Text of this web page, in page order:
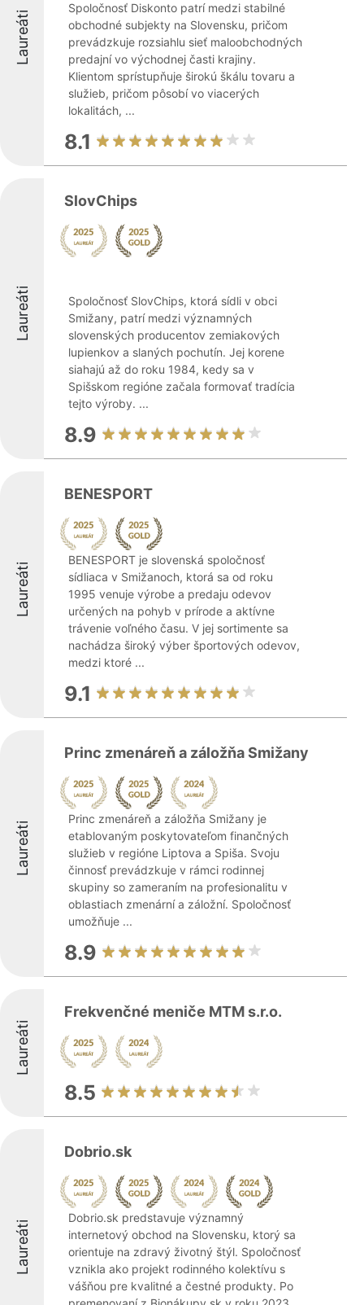
Laureáti
Spoločnosť Diskonto patrí medzi stabilné
obchodné subjekty na Slovensku, pričom
prevádzkuje rozsiahlu sieť maloobchodných
predajní vo východnej časti krajiny.
Klientom sprístupňuje širokú škálu tovaru a
služieb, pričom pôsobí vo viacerých
lokalitách, ...
8.1
Laureáti
SlovChips
Spoločnosť SlovChips, ktorá sídli v obci
Smižany, patrí medzi významných
slovenských producentov zemiakových
lupienkov a slaných pochutín. Jej korene
siahajú až do roku 1984, kedy sa v
Spišskom regióne začala formovať tradícia
tejto výroby. ...
8.9
Laureáti
BENESPORT
BENESPORT je slovenská spoločnosť
sídliaca v Smižanoch, ktorá sa od roku
1995 venuje výrobe a predaju odevov
určených na pohyb v prírode a aktívne
trávenie voľného času. V jej sortimente sa
nachádza široký výber športových odevov,
medzi ktoré ...
9.1
Laureáti
Princ zmenáreň a záložňa Smižany
Princ zmenáreň a záložňa Smižany je
etablovaným poskytovateľom finančných
služieb v regióne Liptova a Spiša. Svoju
činnosť prevádzkuje v rámci rodinnej
skupiny so zameraním na profesionalitu v
oblastiach zmenární a záložní. Spoločnosť
umožňuje ...
8.9
Laureáti
Frekvenčné meniče MTM s.r.o.
8.5
Laureáti
Dobrio.sk
Dobrio.sk predstavuje významný
internetový obchod na Slovensku, ktorý sa
orientuje na zdravý životný štýl. Spoločnosť
vznikla ako projekt rodinného kolektívu s
vášňou pre kvalitné a čestné produkty. Po